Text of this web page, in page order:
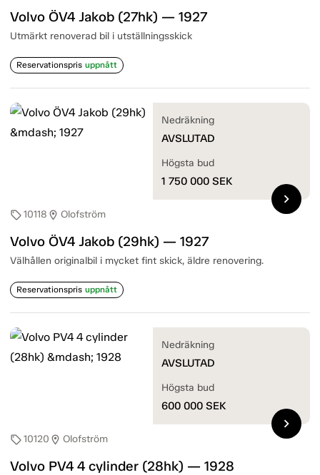
Volvo ÖV4 Jakob (27hk) — 1927
Utmärkt renoverad bil i utställningsskick
Reservationspris uppnått
sell10118 location_on Olofström
Volvo ÖV4 Jakob (29hk) — 1927
Välhållen originalbil i mycket fint skick, äldre renovering.
Reservationspris uppnått
Nedräkning
AVSLUTAD
Högsta bud
1 750 000 SEK
chevron_right
sell10120 location_on Olofström
Volvo PV4 4 cylinder (28hk) — 1928
Nedräkning
AVSLUTAD
Högsta bud
600 000 SEK
chevron_right